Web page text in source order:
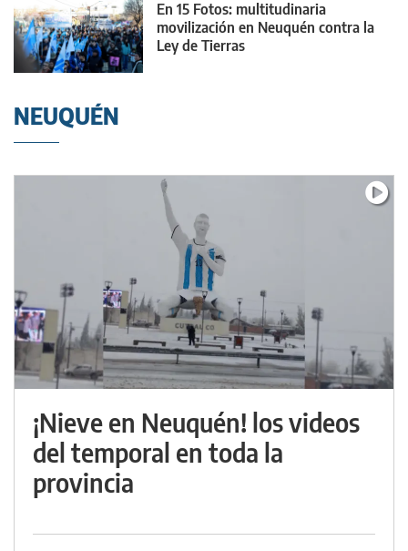
En 15 Fotos: multitudinaria
movilización en Neuquén contra la
Ley de Tierras
NEUQUÉN
¡Nieve en Neuquén! los videos
del temporal en toda la
provincia